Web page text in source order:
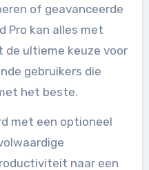
of geavanceerde
Pro kan alles met
de ultieme keuze voor
gebruikers die
het beste.
met een optioneel
naar een